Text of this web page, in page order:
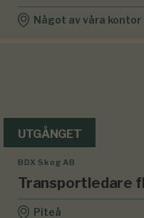
Något av våra kontor
UTGÅNGET
BDX Skog AB
Transportledare
Piteå